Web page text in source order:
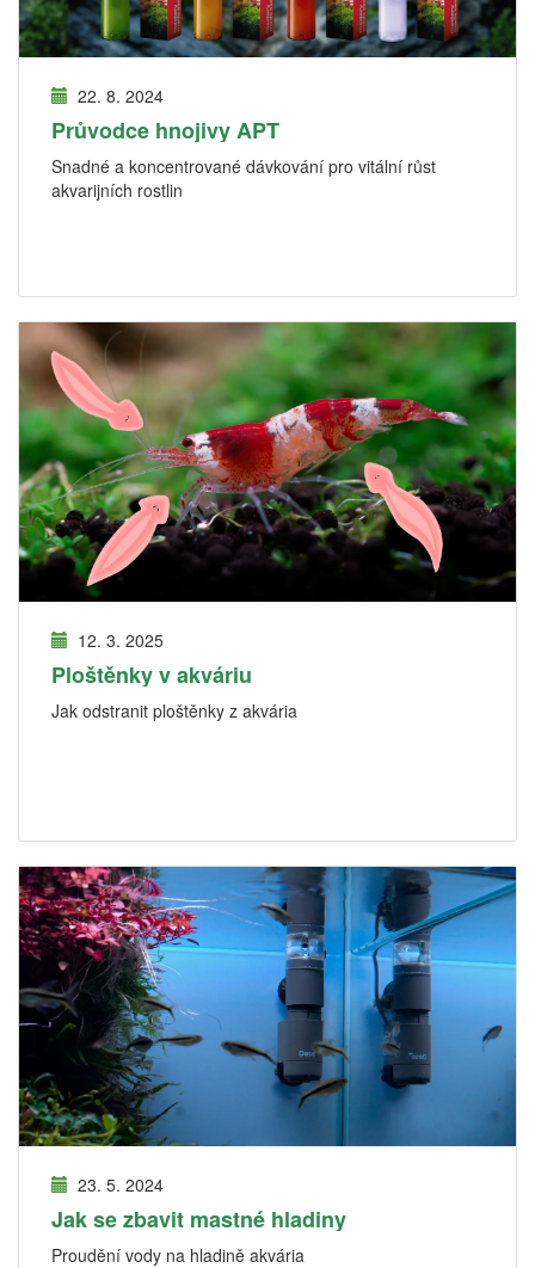
22. 8. 2024
Průvodce hnojivy APT
Snadné a koncentrované dávkování pro vitální růst
akvarijních rostlin
12. 3. 2025
Ploštěnky v akváriu
Jak odstranit ploštěnky z akvária
23. 5. 2024
Jak se zbavit mastné hladiny
Proudění vody na hladině akvária